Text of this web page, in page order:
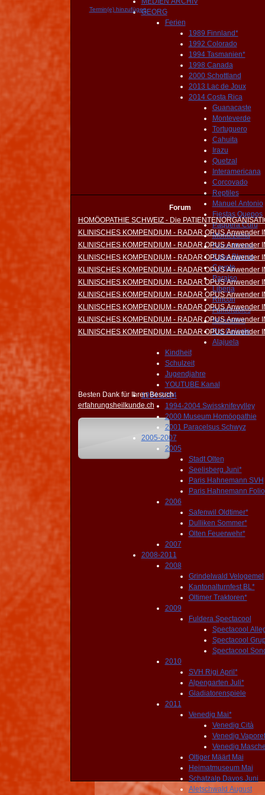
GEORG
Ferien
1989 Finnland*
1992 Colorado
1994 Tasmanien*
1998 Canada
2000 Schottland
2013 Lac de Joux
2014 Costa Rica
Guanacaste
Monteverde
Tortuguero
Cahuita
Irazu
Quetzal
Interamericana
Corcovado
Reptiles
Manuel Antonio
Fiestas Quepos
Paquera Curu
Montezuma
Finca Monos
Cabo Blanco
Coyote
Paraiso
Liberia
Rincon
Fumoraoles
Miravalles
Rio Celeste
Alajuela
Kindheit
Schulzeit
Jugendjahre
YOUTUBE Kanal
1994-2004
1994-2004 Swissknifevylley
2000 Museum Homöopathie
2001 Paracelsus Schwyz
2005-2007
2005
Stadt Olten
Seelisberg Juni*
Paris Hahnemann SVH
Paris Hahnemann Folio
2006
Safenwil Oldtimer*
Dulliken Sommer*
Olten Feuerwehr*
2007
2008-2011
2008
Grindelwald Velogemel
Kantonalturnfest BL*
Oltimer Traktoren*
2009
Fuldera Spectacool
Spectacool
Spectacool
Spectacool
2010
SVH Rigi April*
Alpengarten Juli*
Gladiatorenspiele
2011
Venedig Mai*
Venedig Cità
Venedig
Venedig
Oltiger Määrt Mai
Heimatmuseum Mai
Schatzalp Davos Juni
Aletschwald August
Termin(e) hinzufügen
Forum
HOMÖOPATHIE SCHWEIZ - Die
KLINISCHES KOMPENDIUM - RADAR OPUS Anwender
KLINISCHES KOMPENDIUM - RADAR OPUS Anwender
KLINISCHES KOMPENDIUM - RADAR OPUS Anwender
KLINISCHES KOMPENDIUM - RADAR OPUS Anwender
KLINISCHES KOMPENDIUM - RADAR OPUS Anwender
KLINISCHES KOMPENDIUM - RADAR OPUS Anwender
KLINISCHES KOMPENDIUM - RADAR OPUS Anwender
KLINISCHES KOMPENDIUM - RADAR OPUS Anwender
KLINISCHES KOMPENDIUM - RADAR OPUS Anwender
Besten Dank für Ihren Besuch
erfahrungsheilkunde.ch